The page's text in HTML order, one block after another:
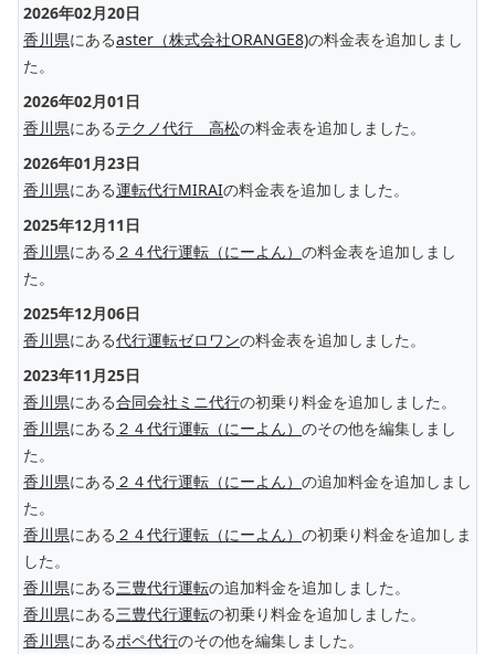
2026年02月20日
香川県にあるaster（株式会社ORANGE8)の料金表を追加しまし
た。
2026年02月01日
香川県にあるテクノ代行 高松の料金表を追加しました。
2026年01月23日
香川県にある運転代行MIRAIの料金表を追加しました。
2025年12月11日
香川県にある ２４代行運転（にーよん） の料金表を追加しまし
た。
2025年12月06日
香川県にある代行運転ゼロワンの料金表を追加しました。
2023年11月25日
香川県にある合同会社ミニ代行の初乗り料金を追加しました。
香川県にある ２４代行運転（にーよん） のその他を編集しまし
た。
香川県にある ２４代行運転（にーよん） の追加料金を追加しまし
た。
香川県にある ２４代行運転（にーよん） の初乗り料金を追加しま
した。
香川県にある三豊代行運転の追加料金を追加しました。
香川県にある三豊代行運転の初乗り料金を追加しました。
香川県にあるポペ代行のその他を編集しました。